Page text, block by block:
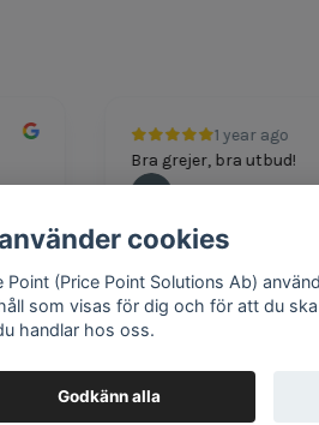
1 year ago
Bra grejer, bra utbud!
Google review widget
cookies
Point (Price Point Solutions Ab)
som visas för dig och för att du
handlar hos oss.
Godkänn alla